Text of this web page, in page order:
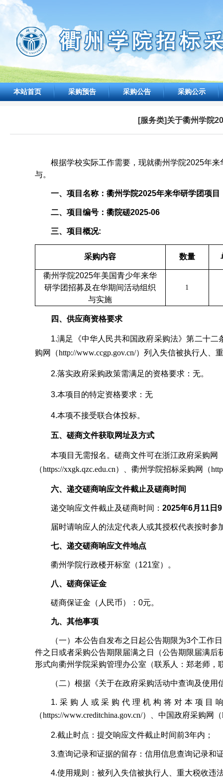
本站首页 采购预告 采购公告 采购公示
[服务类]关于衢州学院
根据学校实际工作需要，现就衢州学院2025年来
与。
一、项目名称： 衢州学院2025年来华研学团项目
二、项目编号： 衢院磋2025-06
三、项目概况:
采购内容 数量
衢州学院2025年美国青少年来华
研学团招募及在华期间活动组织
与实施
1
四、供应商资格要求
1.满足《中华人民共和国政府采购法》第二十二
购网（http://www.ccgp.gov.cn/）列入失信被执行人、
2.落实政府采购政策需满足的资格要求：无。
3.本项目的特定资格要求：无
4.本项不接受联合体投标。
五、磋商文件获取网址及方式
本项目无需报名。磋商文件可在浙江政府采购网
（https://xxgk.qzc.edu.cn） 衢州学院招标采购网 （http
六、递交磋商响应文件截止及磋商时间
递交响应文件截止及磋商时间： 2025年6月11日
届时请响应人的法定代表人或其授权代表按时
七、递交磋商响应文件地点
衢州学院行政楼开标室（121室）。
八、磋商保证金
磋商保证金（人民币）：0元。
九、其他事项
（一）本公告自发布之日起公告期限为3个工作
件之日或者采购公告期限届满之日（公告期限届满
形式向衢州学院采购管理办公室（联系人：郑老师
（二） 根据《关于在政府采购活动中查询及使用
1.采购人或采购代理机构将对本项目
（https://www.creditchina.gov.cn/）、中国政府采购网（
2.截止时点：提交响应文件截止时间前3年内；
3.查询记录和证据的留存：信用信息查询记录和
4.使用规则：被列入失信被执行人、重大税收违